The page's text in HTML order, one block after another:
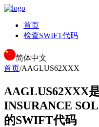
首页
检查SWIFT代码
简体中文
首页/AAGLUS62XXX
AAGLUS62XXX
INSURANCE
的SWIFT代码